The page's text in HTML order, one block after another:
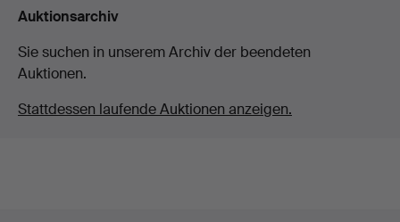
Auktionsarchiv
Sie suchen in unserem Archiv der beendeten
Auktionen.
Stattdessen laufende Auktionen anzeigen.